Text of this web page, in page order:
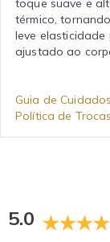
térmico,
leve elasticidade
ajustado ao
Guia de Cuidados
Política de
5.0